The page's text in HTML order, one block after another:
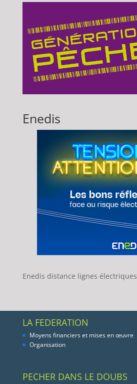
Enedis
Enedis distance lignes électriques
LA FEDERATION
Moyens financiers et mises en œuvre
Organisation
PECHER DANS LE DOUBS